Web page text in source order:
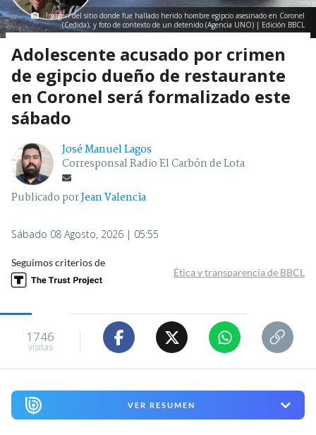
Imagen del sitio donde fue hallado herido hombre egipcio asesinado en Coronel
(Cedida); y foto de contexto de un detenido (Agencia UNO) | Edición BBCL
Adolescente acusado por crimen
de egipcio dueño de restaurante
en Coronel será formalizado este
sábado
José Manuel Lagos
Corresponsal Radio El Carbón de Lota
Publicado porJean Valencia
Sábado 08 Agosto, 2026 | 05:55
Seguimos criterios de
Ética y transparencia de BBCL
1746
visitas
VER RESUMEN